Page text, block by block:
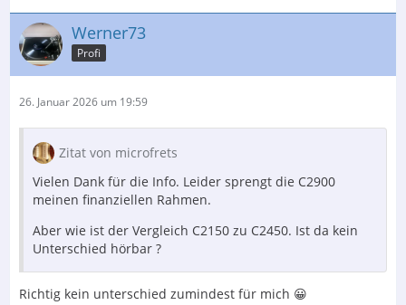
Werner73
Profi
26. Januar 2026 um 19:59
Zitat von microfrets
Vielen Dank für die Info. Leider sprengt die C2900
meinen finanziellen Rahmen.
Aber wie ist der Vergleich C2150 zu C2450. Ist da kein
Unterschied hörbar ?
Richtig kein unterschied zumindest für mich 😀